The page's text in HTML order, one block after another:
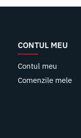
CONTUL MEU
Contul meu
Comenzile mele